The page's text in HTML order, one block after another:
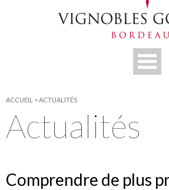
ACCUEIL >ACTUALITÉS
Actualités
Comprendre de plus